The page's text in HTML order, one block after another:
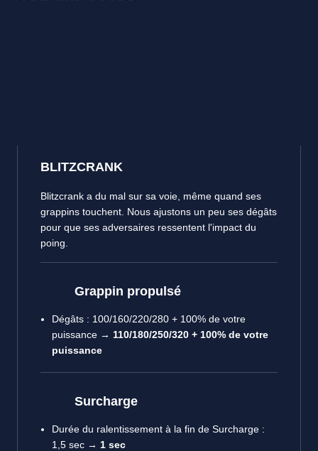
BLITZCRANK
Blitzcrank a du mal sur sa voie, même quand ses
grappins touchent. Nous ajustons un peu ses dégâts
pour que ses adversaires ressentent l'impact du
poing.
Grappin propulsé
Dégâts : 100/160/220/280 + 100% de votre
puissance → 110/180/250/320 + 100% de votre
puissance
Surcharge
Durée du ralentissement à la fin de Surcharge :
1,5 sec → 1 sec